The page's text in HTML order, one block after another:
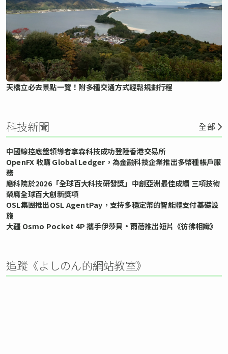
天橋立必去景點一覽！附多種交通方式輕鬆規劃行程
科技新聞 全部
中國線控底盤領導者拿森科技成功登陸香港交易所
OpenFX 收購 Global Ledger，為金融科技企業推出多幣種帳戶服
務
應科院於2026「全球百大科技研發獎」中創亞洲最佳成績 三項技術
榮膺全球百大創新獎項
OSL集團推出OSL AgentPay，支持多穩定幣的智能體支付基礎設
施
大疆 Osmo Pocket 4P 攜手伊莎貝•雨蓓推出短片《彷彿相識》
追蹤《よしのん的網站教室》